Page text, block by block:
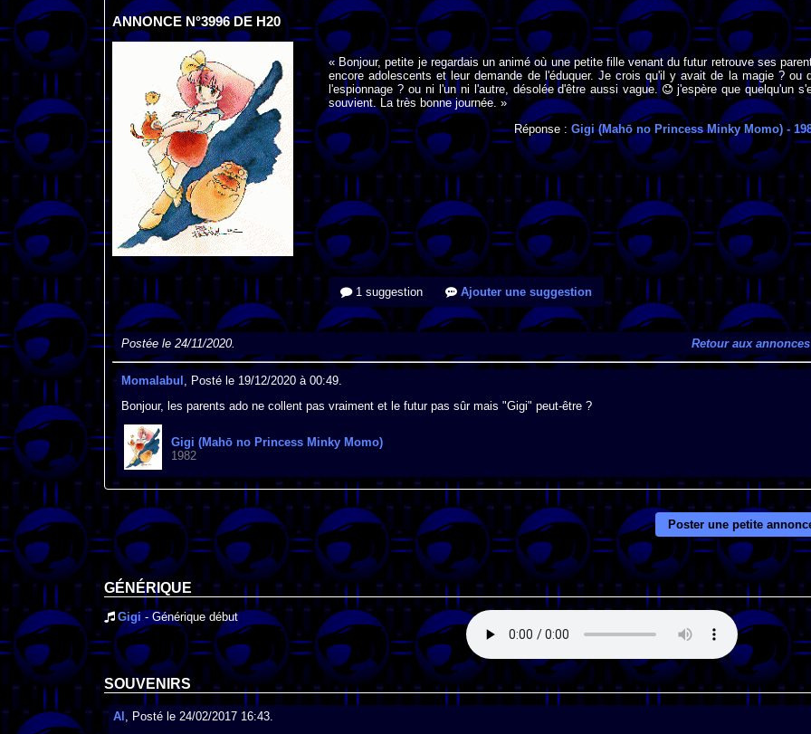
ANNONCE N°3996 DE H20
« Bonjour, petite je regardais un animé où une petite fille venant du futur retrouve ses
encore adolescents et leur demande de l'éduquer. Je crois qu'il y avait de la magie ? ou
l'espionnage ? ou ni l'un ni l'autre, désolée d'être aussi vague.
j'espère que quelqu'un
souvient. La très bonne journée. »
Réponse :Gigi (Mahō no Princess Minky Momo) -
1 suggestion Ajouter une suggestion
Postée le 24/11/2020. Retour aux annonces
Momalabul , Posté le 19/12/2020 à 00:49.
Bonjour, les parents ado ne collent pas vraiment et le futur pas sûr mais "Gigi" peut-être ?
Gigi (Mahō no Princess Minky Momo)
1982
Poster une petite
GÉNÉRIQUE
Gigi - Générique début
SOUVENIRS
Al , Posté le 24/02/2017 16:43.